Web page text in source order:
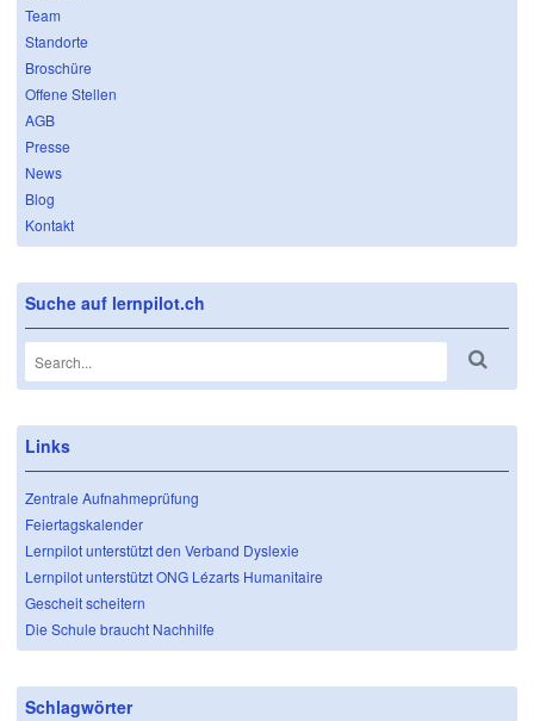
Team
Standorte
Broschüre
Offene Stellen
AGB
Presse
News
Blog
Kontakt
Suche auf lernpilot.ch
Links
Zentrale Aufnahmeprüfung
Feiertagskalender
Lernpilot unterstützt den Verband Dyslexie
Lernpilot unterstützt ONG Lézarts Humanitaire
Gescheit scheitern
Die Schule braucht Nachhilfe
Schlagwörter